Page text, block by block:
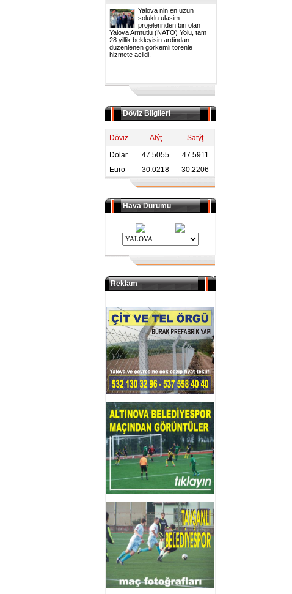
Yalova nin en uzun
soluklu ulasim
projelerinden biri olan
Yalova Armutlu (NATO) Yolu, tam
28 yillik bekleyisin ardindan
duzenlenen gorkemli torenle
hizmete acildi.
Döviz Bilgileri
Döviz Alýţ
Satýţ
Dolar
47.5055
47.5911
Euro
30.0218 30.2206
Hava Durumu
Reklam